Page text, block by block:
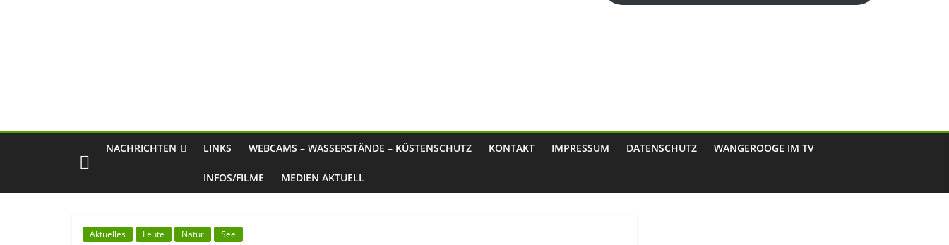
NACHRICHTEN LINKS WEBCAMS – WASSERSTÄNDE – KÜSTENSCHUTZ KONTAKT IMPRESSUM DATENSCHUTZ WANGEROOGE IM TV
INFOS/FILME MEDIEN AKTUELL
Aktuelles Leute Natur
See